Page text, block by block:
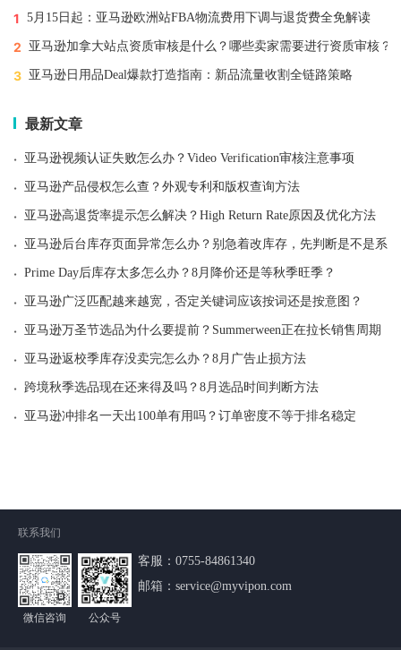
1 5月15日起：亚马逊欧洲站FBA物流费用下调与退货费全免解读
2 亚马逊加拿大站点资质审核是什么？哪些卖家需要进行资质审核？
3 亚马逊日用品Deal爆款打造指南：新品流量收割全链路策略
最新文章
· 亚马逊视频认证失败怎么办？Video Verification审核注意事项
· 亚马逊产品侵权怎么查？外观专利和版权查询方法
· 亚马逊高退货率提示怎么解决？High Return Rate原因及优化方法
· 亚马逊后台库存页面异常怎么办？别急着改库存，先判断是不是系
· Prime Day后库存太多怎么办？8月降价还是等秋季旺季？
· 亚马逊广泛匹配越来越宽，否定关键词应该按词还是按意图？
· 亚马逊万圣节选品为什么要提前？Summerween正在拉长销售周期
· 亚马逊返校季库存没卖完怎么办？8月广告止损方法
· 跨境秋季选品现在还来得及吗？8月选品时间判断方法
· 亚马逊冲排名一天出100单有用吗？订单密度不等于排名稳定
联系我们
微信咨询 公众号
客服：0755-84861340
邮箱：service@myvipon.com